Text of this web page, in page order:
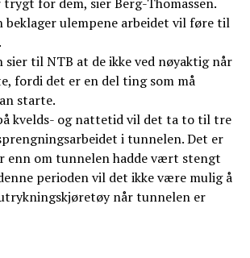
beklager ulempene arbeidet vil føre til
sier til NTB at de ikke ved nøyaktig når
fordi det er en del ting som må
starte.
kvelds- og nattetid vil det ta to til tre
i tunnelen. Det er
enn om tunnelen hadde vært stengt
perioden vil det ikke være mulig å
når tunnelen er